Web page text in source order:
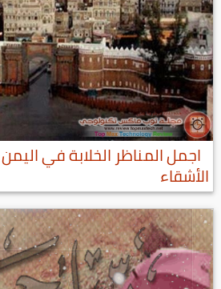
اجمل المناظر الخلابة في
الأشقاء